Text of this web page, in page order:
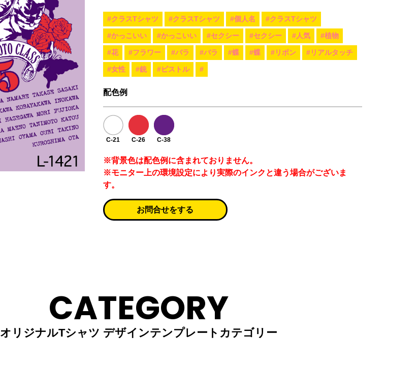
#クラスTシャツ #クラスTシャツ #個人名 #クラスTシャツ
#かっこいい #かっこいい #セクシー #セクシー #人気 #植物
#花 #フラワー #バラ #バラ #蝶 #蝶 #リボン #リアルタッチ
#女性 #銃 #ピストル #
配色例
C-21 C-26 C-38
※背景色は配色例に含まれておりません。
※モニター上の環境設定により実際のインクと違う場合がございま
す。
お問合せをする
CATEGORY
オリジナルTシャツ デザインテンプレートカテゴリー